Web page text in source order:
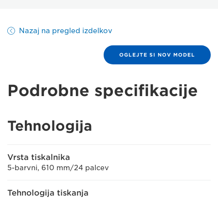
Nazaj na pregled izdelkov
OGLEJTE SI NOV MODEL
Podrobne specifikacije
Tehnologija
Vrsta tiskalnika
5-barvni, 610 mm/24 palcev
Tehnologija tiskanja